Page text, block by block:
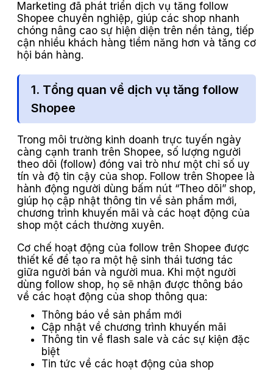
Marketing đã phát triển dịch vụ tăng follow
Shopee chuyên nghiệp, giúp các shop nhanh
chóng nâng cao sự hiện diện trên nền tảng, tiếp
cận nhiều khách hàng tiềm năng hơn và tăng cơ
hội bán hàng.
1. Tổng quan về dịch vụ tăng follow
Shopee
Trong môi trường kinh doanh trực tuyến ngày
càng cạnh tranh trên Shopee, số lượng người
theo dõi (follow) đóng vai trò như một chỉ số uy
tín và độ tin cậy của shop. Follow trên Shopee là
hành động người dùng bấm nút “Theo dõi” shop,
giúp họ cập nhật thông tin về sản phẩm mới,
chương trình khuyến mãi và các hoạt động của
shop một cách thường xuyên.
Cơ chế hoạt động của follow trên Shopee được
thiết kế để tạo ra một hệ sinh thái tương tác
giữa người bán và người mua. Khi một người
dùng follow shop, họ sẽ nhận được thông báo
về các hoạt động của shop thông qua:
Thông báo về sản phẩm mới
Cập nhật về chương trình khuyến mãi
Thông tin về flash sale và các sự kiện đặc
biệt
Tin tức về các hoạt động của shop